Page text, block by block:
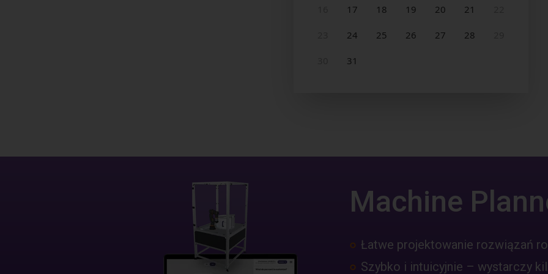
Machine
Łatwe projektowanie rozwiązań
Szybko i intuicyjnie – wystarczy